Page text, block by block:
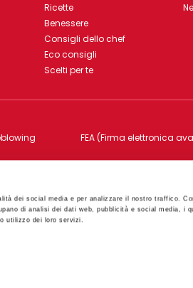
dei social media e per analizzare il nostro traffico.
di analisi dei dati web, pubblicità e social media, i
utilizzo dei loro servizi.
Ricette
Benessere
Consigli dello chef
Eco consigli
Scelti per te
FEA (Firma elettronica
- Cod.Fisc., P.IVA e Reg. Imp. di PG